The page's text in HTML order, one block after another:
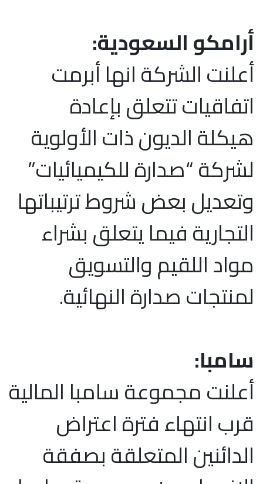
أرامكو السعودية:
أعلنت الشركة انها أبرمت
اتفاقيات تتعلق بإعادة
هيكلة الديون ذات الأولوية
لشركة “صدارة للكيميائيات”
وتعديل بعض شروط ترتيباتها
التجارية فيما يتعلق بشراء
مواد اللقيم والتسويق
لمنتجات صدارة النهائية.
سامبا:
أعلنت مجموعة سامبا المالية
قرب انتهاء فترة اعتراض
الدائنين المتعلقة بصفقة